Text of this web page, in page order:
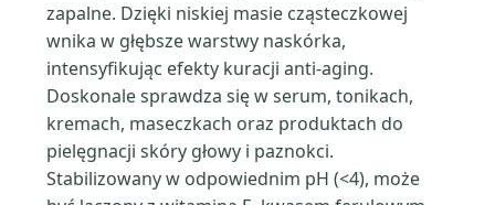
zapalne. Dzięki niskiej masie cząsteczkowej
wnika w głębsze warstwy naskórka,
intensyfikując efekty kuracji anti-aging.
Doskonale sprawdza się w serum, tonikach,
kremach, maseczkach oraz produktach do
pielęgnacji skóry głowy i paznokci.
Stabilizowany w odpowiednim pH (<4), może